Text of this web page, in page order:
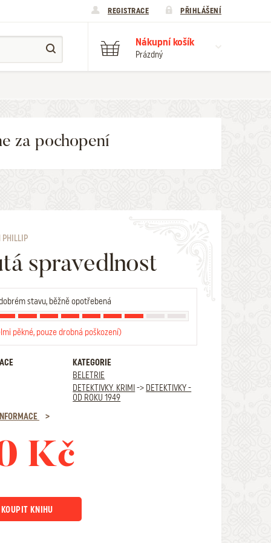
REGISTRACE PŘIHLÁŠENÍ
Nákupní košík
Prázdný
za pochopení
PHILLIP
spravedlnost
stavu, běžně opotřebená
pěkné, pouze drobná poškození)
KATEGORIE
BELETRIE
DETEKTIVKY. KRIMI -> DETEKTIVKY -
OD ROKU 1949
Kč
KOUPIT KNIHU